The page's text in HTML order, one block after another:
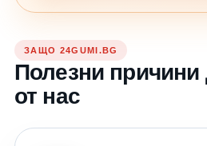
ЗАЩО 24GUMI.BG
Полезни причини
от нас